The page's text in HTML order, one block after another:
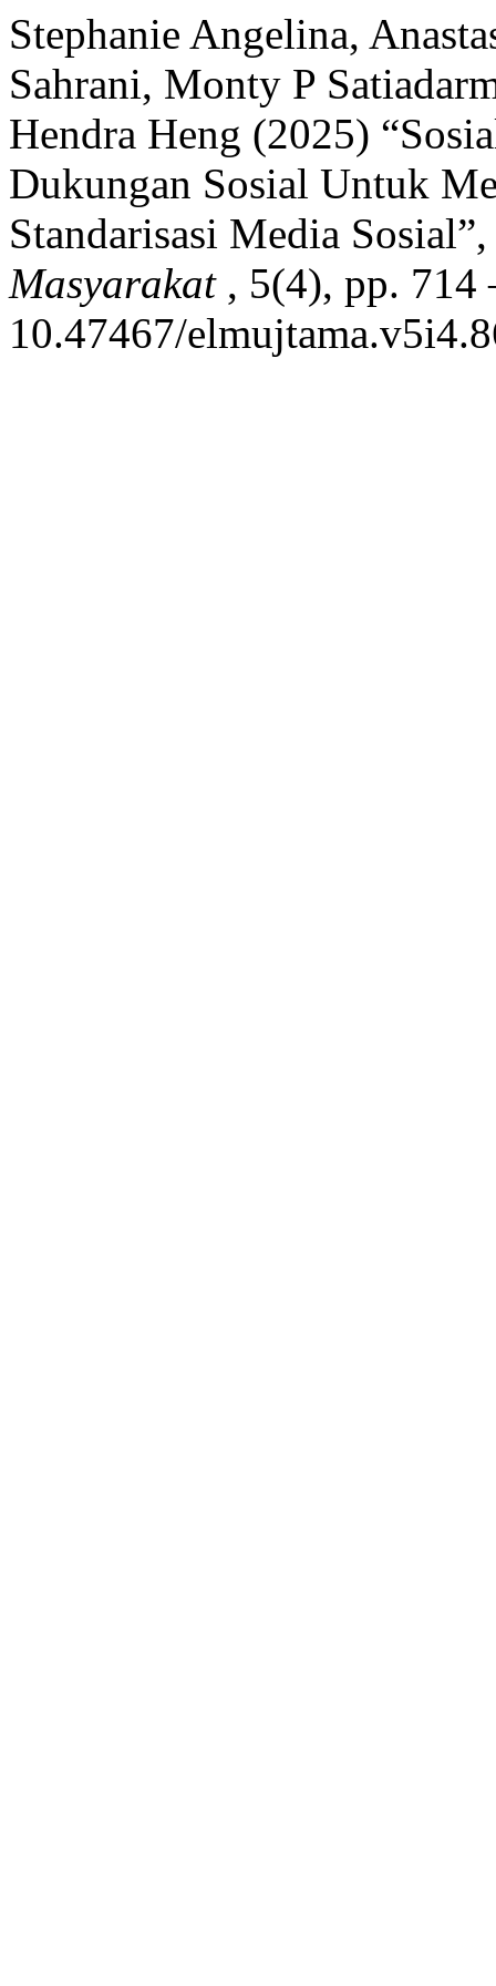
Stephanie Angelina,
Sahrani, Monty P
Hendra Heng (2025)
Dukungan Sosial Untuk
Standarisasi Media
Masyarakat , 5(4), pp. 714
10.47467/